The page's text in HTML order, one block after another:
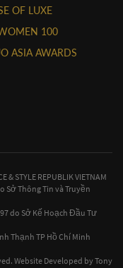
OF LUXE
100
ASIA AWARDS
& STYLE REPUBLIK VIETNAM
Sở Thông Tin và Truyền
do Sở Kế Hoạch Đầu Tư
Thạnh TP Hồ Chí Minh
Website Developed byTony